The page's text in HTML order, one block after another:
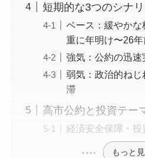
短期的な3つのシナ
ベース：緩やか
重に年明け〜26
強気：公約の迅
弱気：政治的ね
滞
高市公約と投資テー
経済安全保障・投
もっと